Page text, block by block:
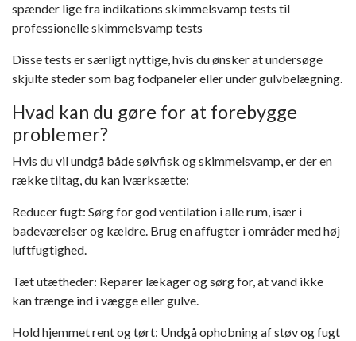
spænder lige fra indikations skimmelsvamp tests til
professionelle skimmelsvamp tests
Disse tests er særligt nyttige, hvis du ønsker at undersøge
skjulte steder som bag fodpaneler eller under gulvbelægning.
Hvad kan du gøre for at forebygge
problemer?
Hvis du vil undgå både sølvfisk og skimmelsvamp, er der en
række tiltag, du kan iværksætte:
Reducer fugt: Sørg for god ventilation i alle rum, især i
badeværelser og kældre. Brug en affugter i områder med høj
luftfugtighed.
Tæt utætheder: Reparer lækager og sørg for, at vand ikke
kan trænge ind i vægge eller gulve.
Hold hjemmet rent og tørt: Undgå ophobning af støv og fugt